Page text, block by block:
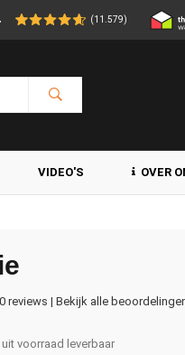
(11.579)
VIDEO'S OVER
0 reviews | Bekijk alle
voorraad leverbaar